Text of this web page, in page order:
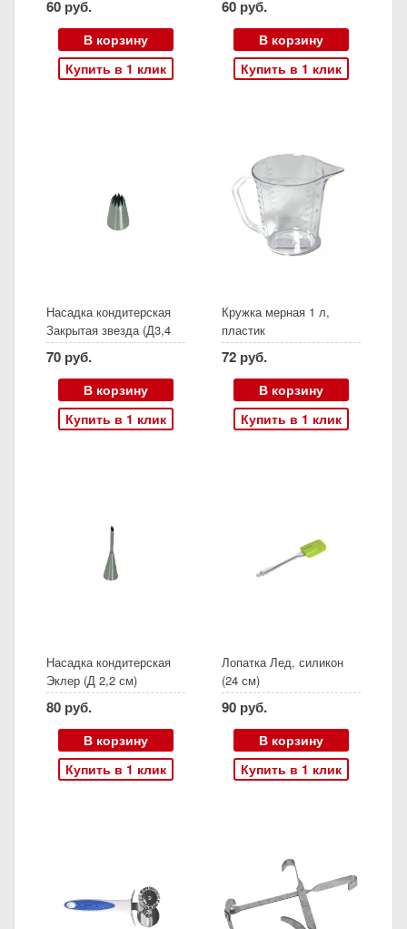
60 руб.
В корзину
Купить в 1 клик
60 руб.
В корзину
Купить в 1 клик
Насадка кондитерская
Закрытая звезда (Д3,4
см)
70 руб.
В корзину
Купить в 1 клик
Кружка мерная 1 л,
пластик
72 руб.
В корзину
Купить в 1 клик
Насадка кондитерская
Эклер (Д 2,2 см)
80 руб.
В корзину
Купить в 1 клик
Лопатка Лед, силикон
(24 см)
90 руб.
В корзину
Купить в 1 клик